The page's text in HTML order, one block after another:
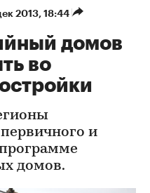
2013, 18:44
домов
во
и
домов.